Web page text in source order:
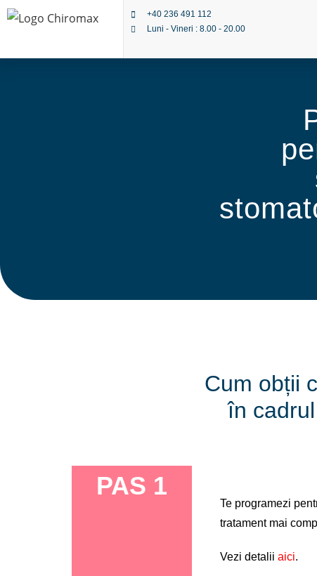
+40 236 491 112
Luni - Vineri : 8.00 - 20.00
Cum obții
în
PAS 1
Te programezi
tratament mai
Vezi detalii aici.